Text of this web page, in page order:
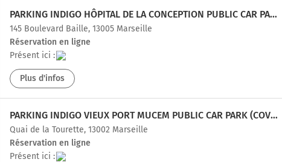
PARKING INDIGO HÔPITAL DE LA CONCEPTION PUBLIC CAR PARK (COVERED)
145 Boulevard Baille, 13005 Marseille
Réservation en ligne
Présent ici :
Plus d'infos
PARKING INDIGO VIEUX PORT MUCEM PUBLIC CAR PARK (COVERED)
Quai de la Tourette, 13002 Marseille
Réservation en ligne
Présent ici :